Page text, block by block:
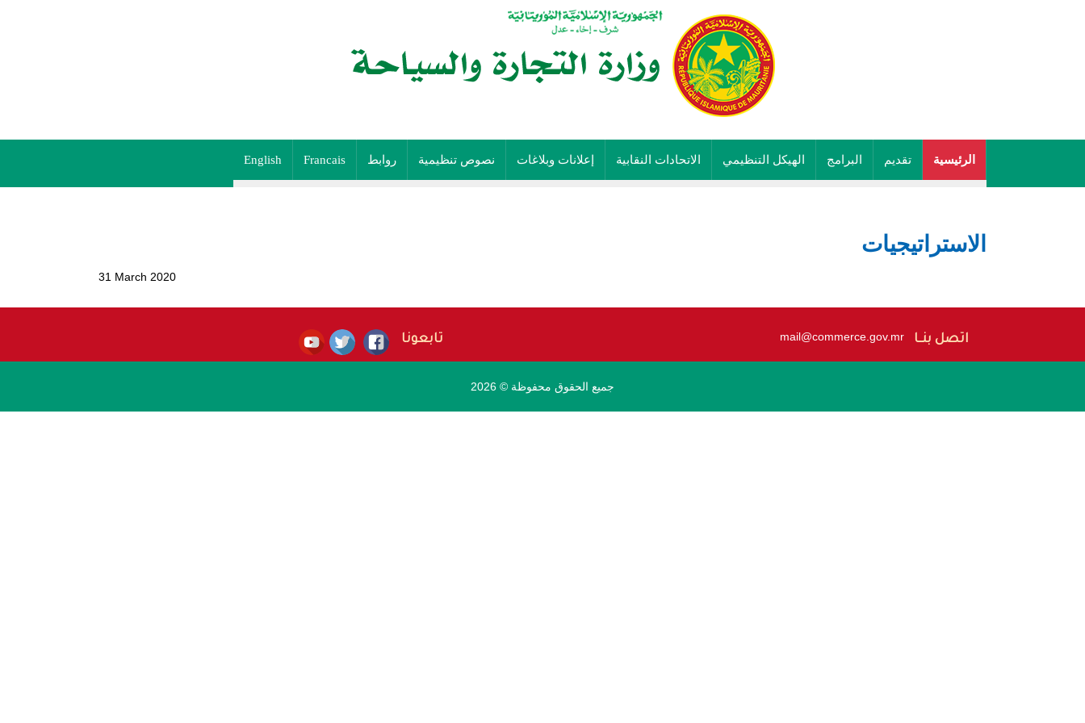
الرئيسية تقديم البرامج الهيكل التنظيمي الاتحادات النقابية إعلانات وبلاغات نصوص تنظيمية روابط Francais
English
الاستراتيجيات
31 March 2020
اتصل بنــا mail@commerce.gov.mr تابعونا
جميع الحقوق محفوظة © 2026